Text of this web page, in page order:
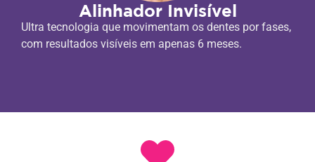
Alinhador Invisível
Ultra tecnologia que movimentam os dentes por fases,
com resultados visíveis em apenas 6 meses.